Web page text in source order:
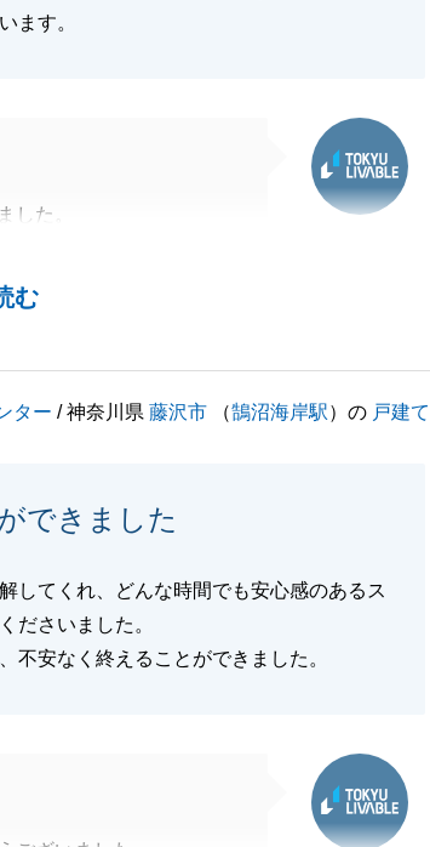
ます。
む
した。
の連携を密にするように
ター / 神奈川県藤沢市 （鵠沼海岸駅）の 戸建て
できました
してくれ、どんな時間でも安心感のあるス
ださいました。
不安なく終えることができました。